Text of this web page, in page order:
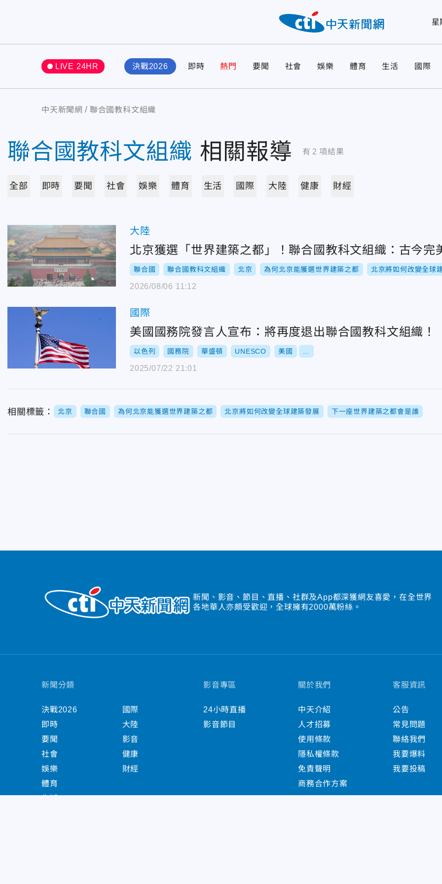
星
LIVE 24HR 決戰2026 即時 熱門 要聞 社會 娛樂 體育 生活 國際
中天新聞網 聯合國教科文組織
聯合國教科文組織 相關報導 有 2 項結果
全部 即時 要聞 社會 娛樂 體育 生活 國際 大陸 健康 財經
大陸
北京獲選「世界建築之都」！聯合國教科文組織：古今完
聯合國 聯合國教科文組織 北京 為何北京能獲選世界建築之都 北京將如何改變全球
2026/08/06 11:12
國際
美國國務院發言人宣布：將再度退出聯合國教科文組織！
以色列 國務院 華盛頓 UNESCO 美國
2025/07/22 21:01
相關標籤： 北京 聯合國 為何北京能獲選世界建築之都 北京將如何改變全球建築發展 下一座世界建築之都會是誰
新聞、影音、節目、直播、社群及App都深獲網友喜愛，在全世界
各地華人亦頗受歡迎，全球擁有2000萬粉絲。
新聞分類
決戰2026
即時
要聞
社會
娛樂
體育
國際
大陸
影音
健康
財經
影音專區
24小時直播
影音節目
關於我們
中天介紹
人才招募
使用條款
隱私權條款
免責聲明
商務合作方案
客服資訊
公告
常見問題
聯絡我們
我要爆料
我要投稿